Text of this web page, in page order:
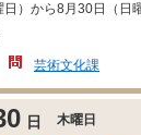
）から8月30日（日曜
芸術文化課
日 木曜日